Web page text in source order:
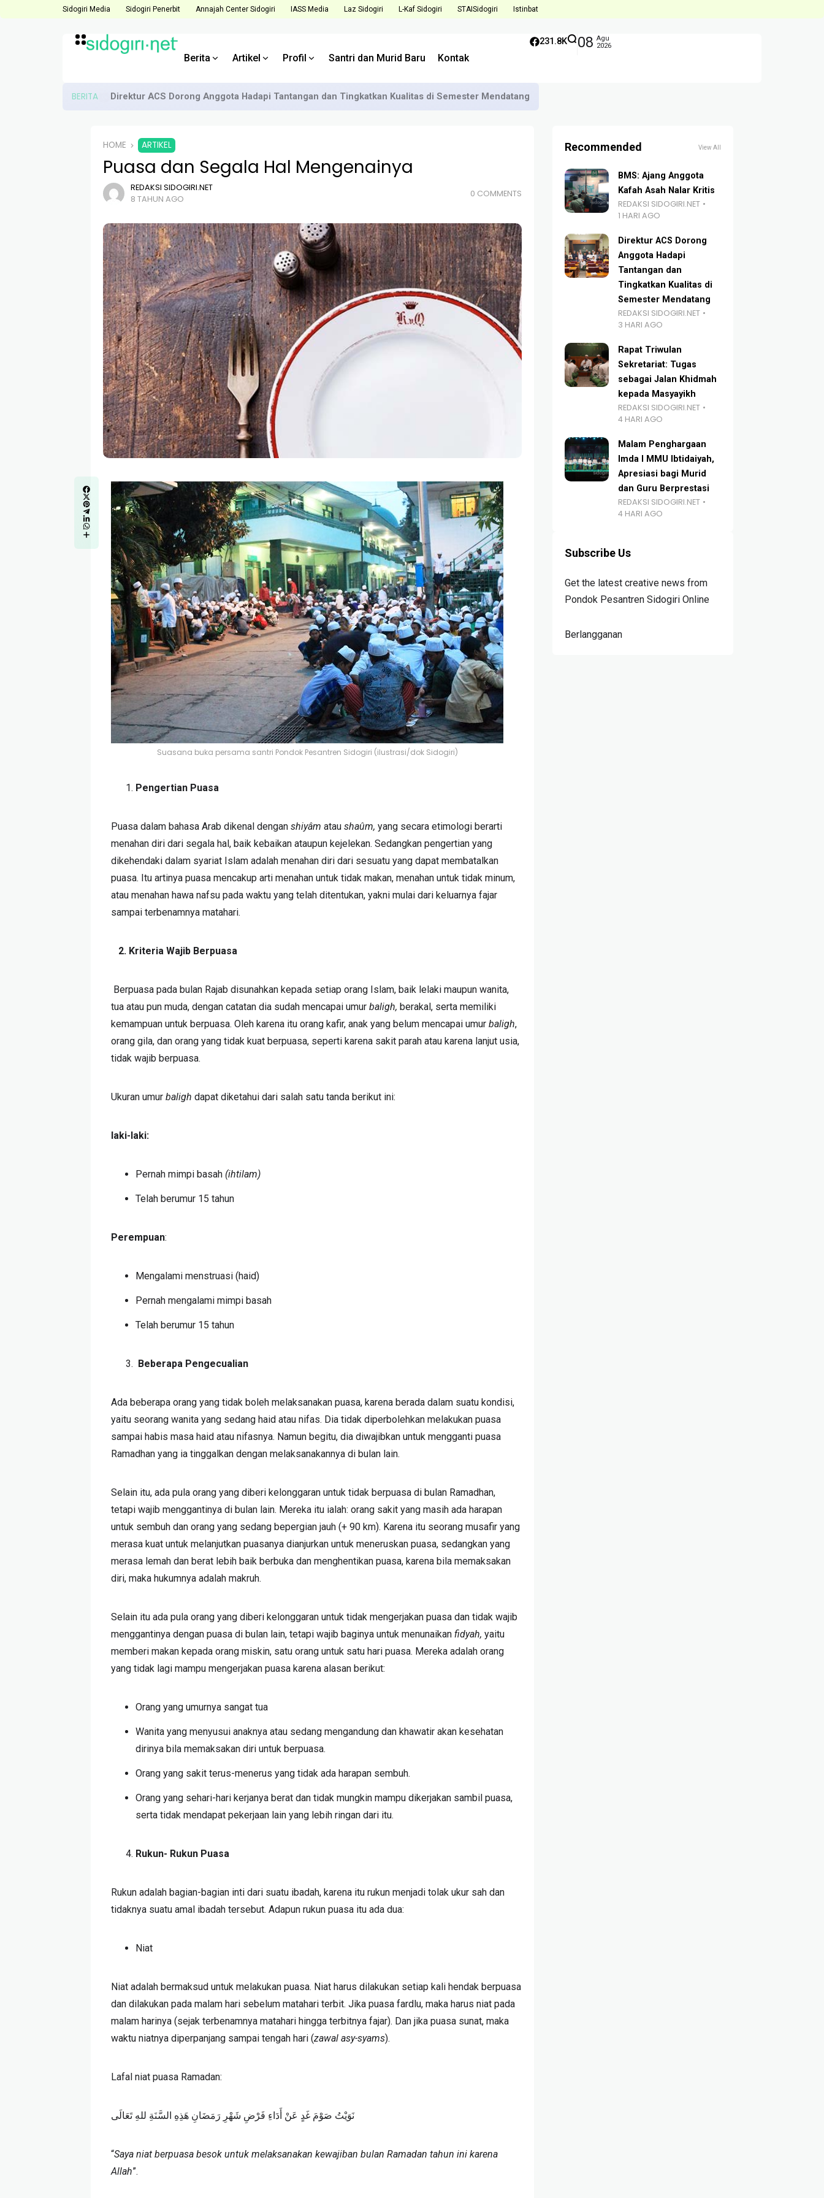
Sidogiri Media Sidogiri Penerbit Annajah Center Sidogiri IASS Media Laz Sidogiri L-Kaf Sidogiri STAISidogiri Istinbat
Berita Artikel Profil Santri dan Murid Baru Kontak
231.8K 08 Agu
2026
BERITA Direktur ACS Dorong Anggota Hadapi Tantangan dan Tingkatkan Kualitas di Semester Mendatang
HOME ARTIKEL
Puasa dan Segala Hal Mengenainya
REDAKSI SIDOGIRI.NET
8 TAHUN AGO
0 COMMENTS
Suasana buka persama santri Pondok Pesantren Sidogiri (ilustrasi/dok Sidogiri)
Pengertian Puasa
Puasa dalam bahasa Arab dikenal denganshiyâm ataushaûm, yang secara etimologi berarti
menahan diri dari segala hal, baik kebaikan ataupun kejelekan. Sedangkan pengertian yang
dikehendaki dalam syariat Islam adalah menahan diri dari sesuatu yang dapat membatalkan
puasa. Itu artinya puasa mencakup arti menahan untuk tidak makan, menahan untuk tidak minum,
atau menahan hawa nafsu pada waktu yang telah ditentukan, yakni mulai dari keluarnya fajar
sampai terbenamnya matahari.
2. Kriteria Wajib Berpuasa
Berpuasa pada bulan Rajab disunahkan kepada setiap orang Islam, baik lelaki maupun wanita,
tua atau pun muda, dengan catatan dia sudah mencapai umurbaligh, berakal, serta memiliki
kemampuan untuk berpuasa. Oleh karena itu orang kafir, anak yang belum mencapai umurbaligh,
orang gila, dan orang yang tidak kuat berpuasa, seperti karena sakit parah atau karena lanjut usia,
tidak wajib berpuasa.
Ukuran umurbaligh dapat diketahui dari salah satu tanda berikut ini:
laki-laki:
Pernah mimpi basah (ihtilam)
Telah berumur 15 tahun
Perempuan:
Mengalami menstruasi (haid)
Pernah mengalami mimpi basah
Telah berumur 15 tahun
Beberapa Pengecualian
Ada beberapa orang yang tidak boleh melaksanakan puasa, karena berada dalam suatu kondisi,
yaitu seorang wanita yang sedang haid atau nifas. Dia tidak diperbolehkan melakukan puasa
sampai habis masa haid atau nifasnya. Namun begitu, dia diwajibkan untuk mengganti puasa
Ramadhan yang ia tinggalkan dengan melaksanakannya di bulan lain.
Selain itu, ada pula orang yang diberi kelonggaran untuk tidak berpuasa di bulan Ramadhan,
tetapi wajib menggantinya di bulan lain. Mereka itu ialah: orang sakit yang masih ada harapan
untuk sembuh dan orang yang sedang bepergian jauh (+ 90 km). Karena itu seorang musafir yang
merasa kuat untuk melanjutkan puasanya dianjurkan untuk meneruskan puasa, sedangkan yang
merasa lemah dan berat lebih baik berbuka dan menghentikan puasa, karena bila memaksakan
diri, maka hukumnya adalah makruh.
Selain itu ada pula orang yang diberi kelonggaran untuk tidak mengerjakan puasa dan tidak wajib
menggantinya dengan puasa di bulan lain, tetapi wajib baginya untuk menunaikanfidyah, yaitu
memberi makan kepada orang miskin, satu orang untuk satu hari puasa. Mereka adalah orang
yang tidak lagi mampu mengerjakan puasa karena alasan berikut:
Orang yang umurnya sangat tua
Wanita yang menyusui anaknya atau sedang mengandung dan khawatir akan kesehatan
dirinya bila memaksakan diri untuk berpuasa.
Orang yang sakit terus-menerus yang tidak ada harapan sembuh.
Orang yang sehari-hari kerjanya berat dan tidak mungkin mampu dikerjakan sambil puasa,
serta tidak mendapat pekerjaan lain yang lebih ringan dari itu.
Rukun- Rukun Puasa
Rukun adalah bagian-bagian inti dari suatu ibadah, karena itu rukun menjadi tolak ukur sah dan
tidaknya suatu amal ibadah tersebut. Adapun rukun puasa itu ada dua:
Niat
Niat adalah bermaksud untuk melakukan puasa. Niat harus dilakukan setiap kali hendak berpuasa
dan dilakukan pada malam hari sebelum matahari terbit. Jika puasa fardlu, maka harus niat pada
malam harinya (sejak terbenamnya matahari hingga terbitnya fajar). Dan jika puasa sunat, maka
waktu niatnya diperpanjang sampai tengah hari (zawal asy-syams).
Lafal niat puasa Ramadan:
نَوَيْتُ صَوْمَ غَدٍ عَنْ أَدَاءِ فَرْضِ شَهْرِ رَمَضَانِ هَذِهِ السَّنَةِ للهِ تَعَالَى
“Saya niat berpuasa besok untuk melaksanakan kewajiban bulan Ramadan tahun ini karena
Allah”.
Recommended View All
BMS: Ajang Anggota
Kafah Asah Nalar Kritis
REDAKSI SIDOGIRI.NET
1 HARI AGO
Direktur ACS Dorong
Anggota Hadapi
Tantangan dan
Tingkatkan Kualitas di
Semester Mendatang
REDAKSI SIDOGIRI.NET
3 HARI AGO
Rapat Triwulan
Sekretariat: Tugas
sebagai Jalan Khidmah
kepada Masyayikh
REDAKSI SIDOGIRI.NET
4 HARI AGO
Malam Penghargaan
Imda I MMU Ibtidaiyah,
Apresiasi bagi Murid
dan Guru Berprestasi
REDAKSI SIDOGIRI.NET
4 HARI AGO
Subscribe Us
Get the latest creative news from
Pondok Pesantren Sidogiri Online
Berlangganan